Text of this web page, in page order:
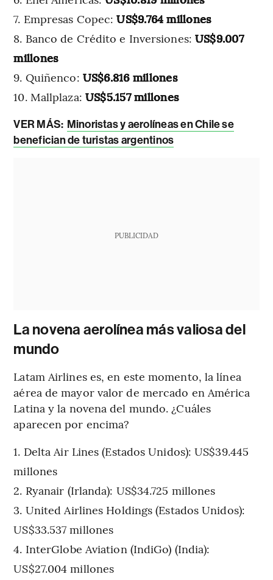
Empresas Copec:US$9.764 millones
Banco de Crédito e Inversiones: US$9.007
millones
Quiñenco: US$6.816 millones
Mallplaza: US$5.157 millones
VER MÁS: Minoristas y aerolíneas en Chile se
benefician de turistas argentinos
PUBLICIDAD
La novena aerolínea más valiosa del
mundo
Latam Airlines es, en este momento, la línea
aérea de mayor valor de mercado en América
Latina y la novena del mundo. ¿Cuáles
aparecen por encima?
Delta Air Lines (Estados Unidos): US$39.445
millones
Ryanair (Irlanda): US$34.725 millones
United Airlines Holdings (Estados Unidos):
US$33.537 millones
InterGlobe Aviation (IndiGo) (India):
US$27.004 millones